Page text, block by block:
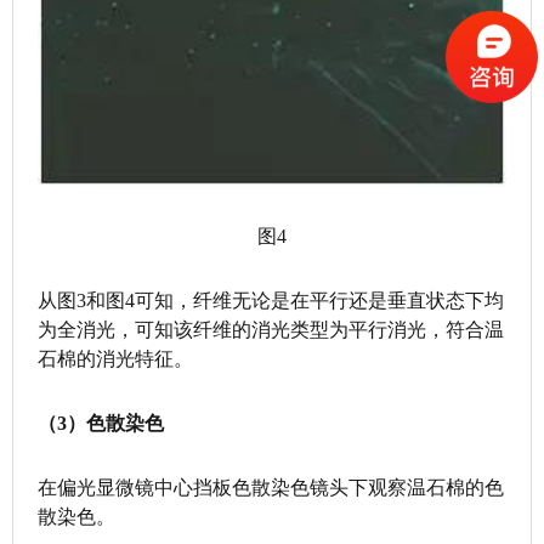
图4
从图3和图4可知，纤维无论是在平行还是垂直状态下均
为全消光，可知该纤维的消光类型为平行消光，符合温
石棉的消光特征。
（3）色散染色
在偏光显微镜中心挡板色散染色镜头下观察温石棉的色
散染色。